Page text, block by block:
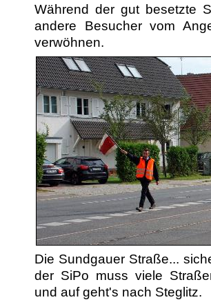
Während der gut besetzte
andere Besucher vom
verwöhnen.
Die Sundgauer Straße...
der SiPo muss viele
und auf geht's nach Steglitz.